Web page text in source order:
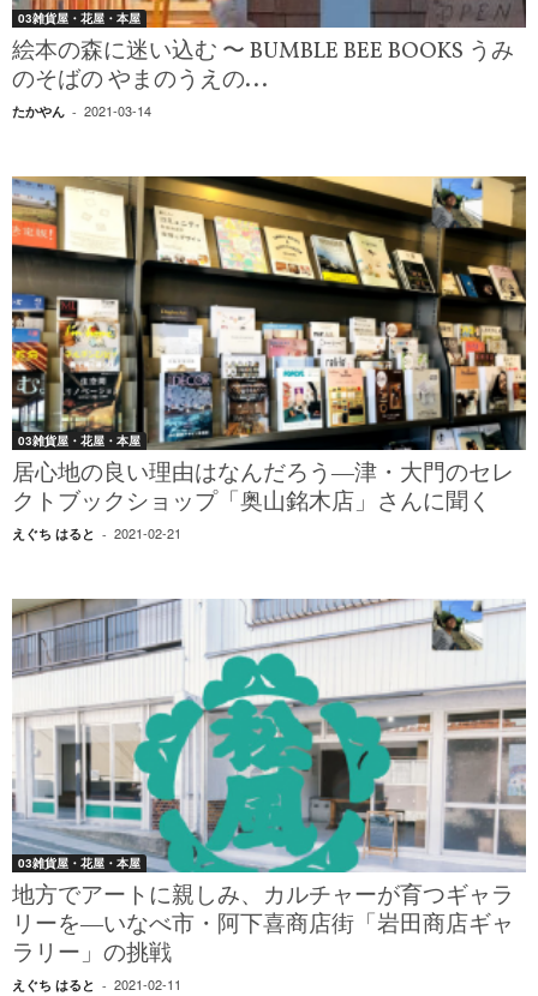
03雑貨屋・花屋・本屋
絵本の森に迷い込む 〜 BUMBLE BEE BOOKS うみ
のそばの やまのうえの...
たかやん - 2021-03-14
03雑貨屋・花屋・本屋
居心地の良い理由はなんだろう―津・大門のセレ
クトブックショップ「奥山銘木店」さんに聞く
えぐち はると - 2021-02-21
03雑貨屋・花屋・本屋
地方でアートに親しみ、カルチャーが育つギャラ
リーを―いなべ市・阿下喜商店街「岩田商店ギャ
ラリー」の挑戦
えぐち はると - 2021-02-11